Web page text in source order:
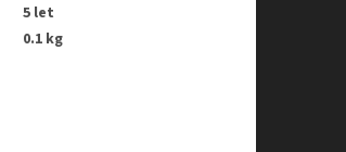
5 let
0.1 kg